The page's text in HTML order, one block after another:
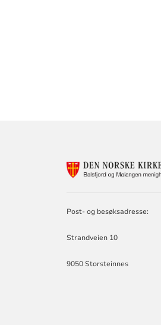
Post- og besøksadresse:
Strandveien 10
9050 Storsteinnes